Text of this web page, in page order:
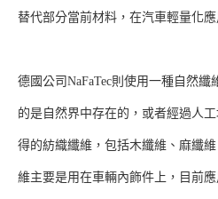
替代部分當前材料，在汽車輕量化應
德國公司NaFaTec則使用一種自然
的是自然界中存在的，或者經過人
得的紡織纖維，包括木纖維、麻纖
維主要是用在車輛內飾件上，目前